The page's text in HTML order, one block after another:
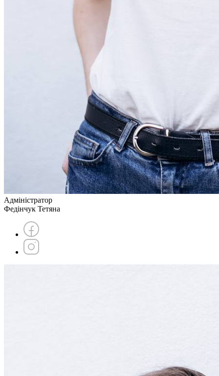
Адміністратор
Федінчук Тетяна